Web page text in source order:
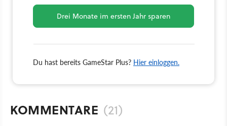
Drei Monate im ersten Jahr sparen
Du hast bereits GameStar Plus? Hier einloggen.
KOMMENTARE (21)